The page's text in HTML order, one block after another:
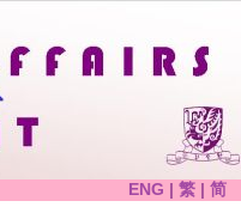
ENG | 繁 | 简